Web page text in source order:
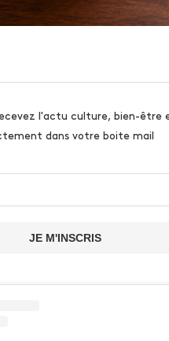
l'actu culture, bien-être
dans votre boite mail
JE M'INSCRIS